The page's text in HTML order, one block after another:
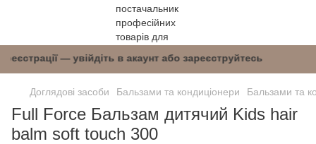
реєстрації — увійдіть в акаунт або
Доглядові засоби Бальзами та кондиціонери Бальзами та
Full Force Бальзам дитячий Kids hair
balm soft touch 300